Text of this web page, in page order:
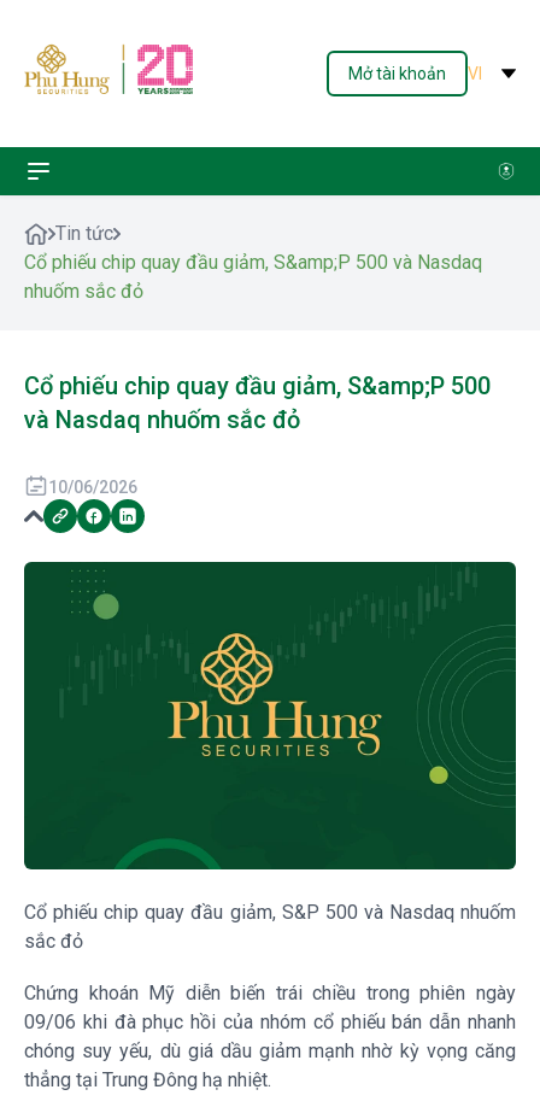
Mở tài khoản VI
Tin tức
Cổ phiếu chip quay đầu giảm, S&amp;P 500 và Nasdaq
nhuốm sắc đỏ
Cổ phiếu chip quay đầu giảm, S&amp;P 500
và Nasdaq nhuốm sắc đỏ
10/06/2026
Cổ phiếu chip quay đầu giảm, S&P 500 và Nasdaq nhuốm
sắc đỏ
Chứng khoán Mỹ diễn biến trái chiều trong phiên ngày
09/06 khi đà phục hồi của nhóm cổ phiếu bán dẫn nhanh
chóng suy yếu, dù giá dầu giảm mạnh nhờ kỳ vọng căng
thẳng tại Trung Đông hạ nhiệt.